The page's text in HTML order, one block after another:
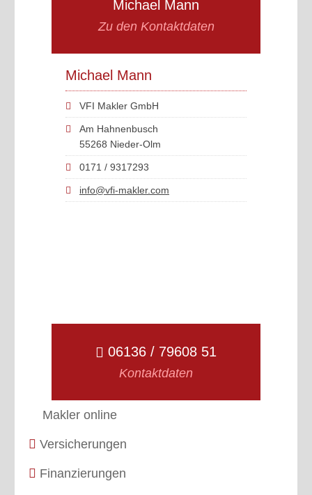
Michael Mann
Zu den Kontaktdaten
Michael Mann
VFI Makler GmbH
Am Hahnenbusch
55268 Nieder-Olm
0171 / 9317293
info@vfi-makler.com
06136 / 79608 51
Kontaktdaten
Makler online
Versicherungen
Finanzierungen